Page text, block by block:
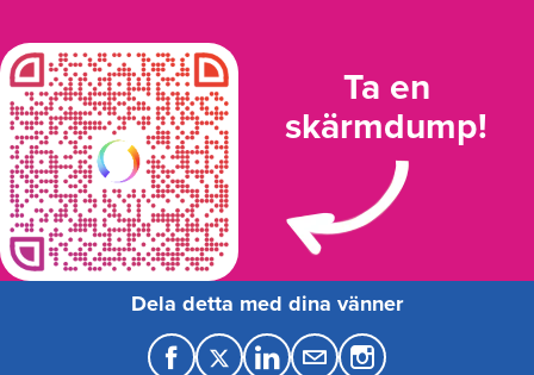
Ta en
skärmdump!
Dela detta med dina vänner
F
T
L
M